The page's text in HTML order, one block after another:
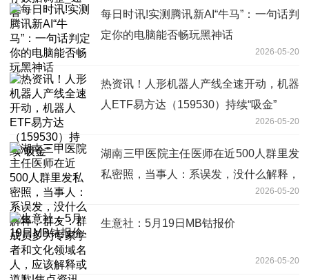
每日时讯!实测腾讯新AI“牛马”：一句话判
定你的电脑能否畅玩黑神话
2026-05-20
热资讯！人形机器人产线全速开动，机器
人ETF易方达（159530）持续“吸金”
2026-05-20
湖南三甲医院主任医师在近500人群里发
私密照，当事人：系误发，没什么解释，
群友：群成员多为专家学者和文化领域名
人，应该解释或道歉|焦点资讯
2026-05-20
生意社：5月19日MB钴报价
2026-05-20